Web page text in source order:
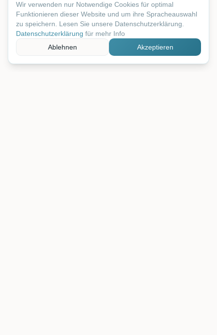
Wir verwenden nur Notwendige Cookies für optimal
Funktionieren dieser Website und um ihre Spracheauswahl
zu speichern. Lesen Sie unsere Datenschutzerklärung.
Datenschutzerklärung für mehr Info
Ablehnen
Akzeptieren